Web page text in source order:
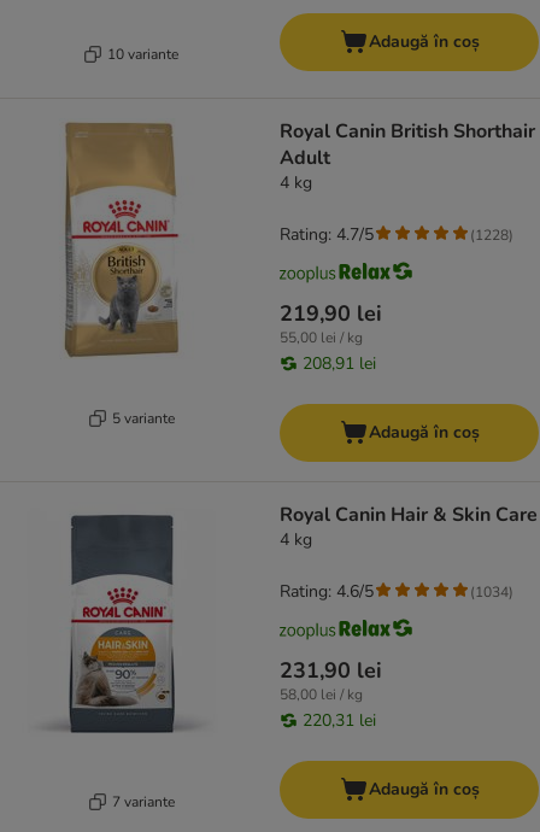
10 variante
Adaugă în coș
5 variante
Royal Canin British Shorthair
Adult
4 kg
219,90 lei
55,00 lei / kg
208,91 lei
Rating: 4.7/5 (1228)
Adaugă în coș
7 variante
Royal Canin Hair & Skin Care
4 kg
231,90 lei
58,00 lei / kg
220,31 lei
Rating: 4.6/5 (1034)
Adaugă în coș